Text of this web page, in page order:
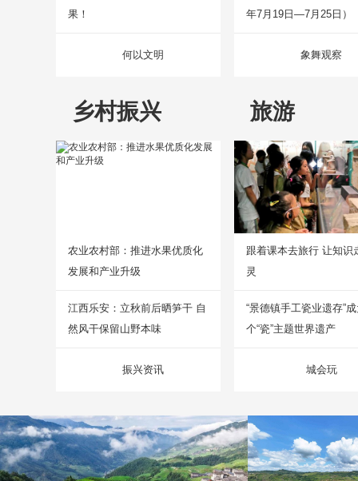
果！
何以文明
年7月19日—7月25日）
象舞观察
乡村振兴
农业农村部：推进水果优质化
发展和产业升级
江西乐安：立秋前后晒笋干 自
然风干保留山野本味
振兴资讯
旅游
跟着课本去旅行 让知识
灵
“景德镇手工瓷业遗存”
个“瓷”主题世界遗产
城会玩